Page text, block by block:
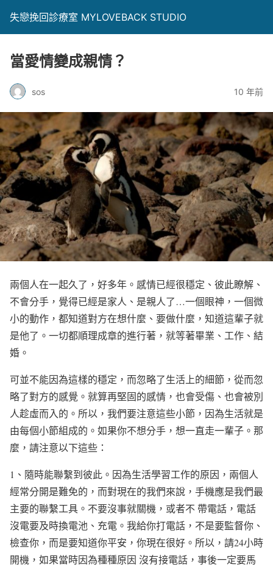
失戀挽回診療室 MYLOVEBACK STUDIO
當愛情變成親情？
sos 10 年前
兩個人在一起久了，好多年。感情已經很穩定、彼此瞭解、
不會分手，覺得已經是家人、是親人了…一個眼神，一個微
小的動作，都知道對方在想什麼、要做什麼，知道這輩子就
是他了。一切都順理成章的進行著，就等著畢業、工作、結
婚。
可並不能因為這樣的穩定，而忽略了生活上的細節，從而忽
略了對方的感覺。就算再堅固的感情，也會受傷、也會被別
人趁虛而入的。所以，我們要注意這些小節，因為生活就是
由每個小節組成的。如果你不想分手，想一直走一輩子。那
麼，請注意以下這些：
1、隨時能聯繫到彼此。因為生活學習工作的原因，兩個人
經常分開是難免的，而對現在的我們來說，手機應是我們最
主要的聯繫工具。不要沒事就關機，或者不 帶電話，電話
沒電要及時換電池、充電。我給你打電話，不是要監督你、
檢查你，而是要知道你平安，你現在很好。所以，請24小時
開機，如果當時因為種種原因 沒有接電話，事後一定要馬